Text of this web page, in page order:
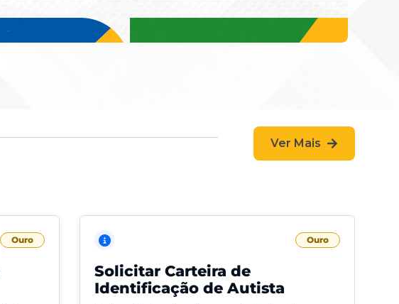
Ver Mais
Ouro Ouro
Solicitar Carteira de
Identificação de Autista